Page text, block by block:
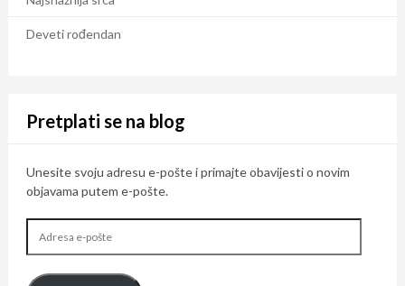
Deveti rođendan
Pretplati se na blog
Unesite svoju adresu e-pošte i primajte obavijesti o novim
objavama putem e-pošte.